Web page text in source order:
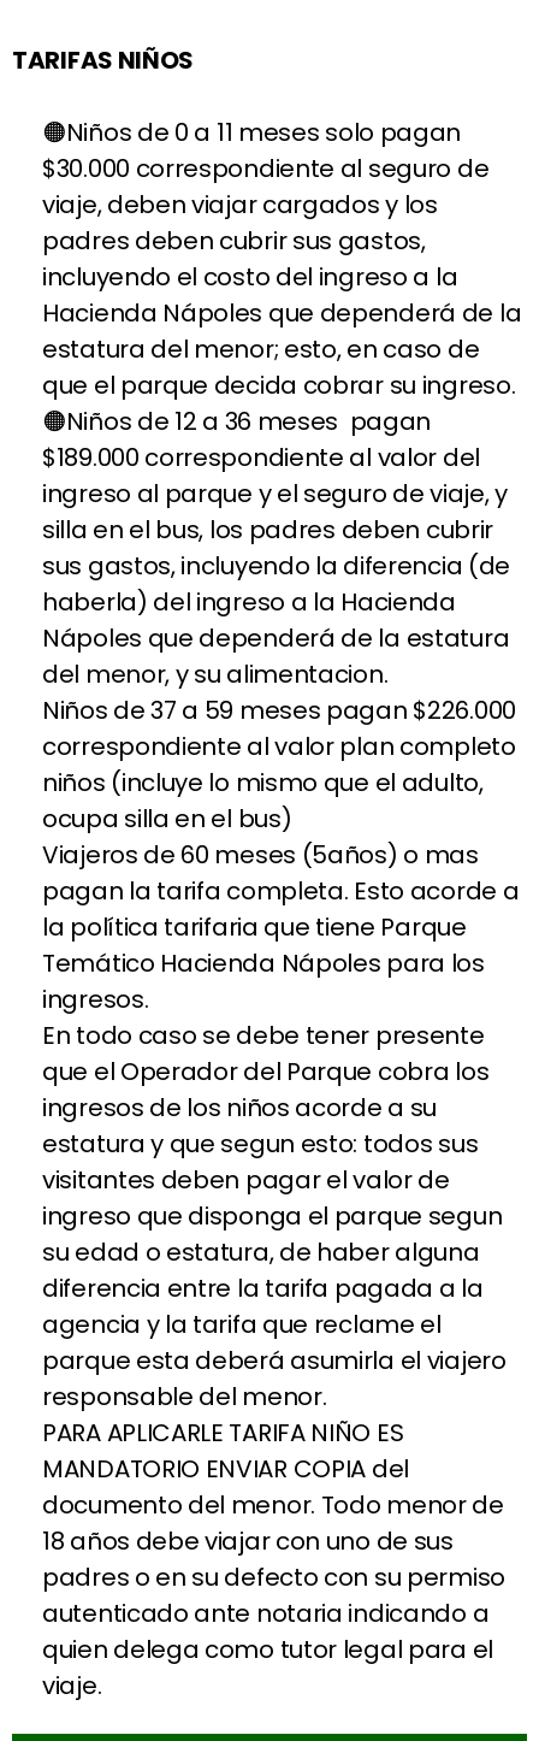
TARIFAS NIÑOS
Niños de 0 a 11 meses solo pagan
$30.000 correspondiente al seguro de
viaje, deben viajar cargados y los
padres deben cubrir sus gastos,
incluyendo el costo del ingreso a la
Hacienda Nápoles que dependerá de la
estatura del menor; esto, en caso de
que el parque decida cobrar su ingreso.
Niños de 12 a 36 meses pagan
$189.000 correspondiente al valor del
ingreso al parque y el seguro de viaje, y
silla en el bus, los padres deben cubrir
sus gastos, incluyendo la diferencia (de
haberla) del ingreso a la Hacienda
Nápoles que dependerá de la estatura
del menor, y su alimentacion.
Niños de 37 a 59 meses pagan $226.000
correspondiente al valor plan completo
niños (incluye lo mismo que el adulto,
ocupa silla en el bus)
Viajeros de 60 meses (5años) o mas
pagan la tarifa completa. Esto acorde a
la política tarifaria que tiene Parque
Temático Hacienda Nápoles para los
ingresos.
En todo caso se debe tener presente
que el Operador del Parque cobra los
ingresos de los niños acorde a su
estatura y que segun esto: todos sus
visitantes deben pagar el valor de
ingreso que disponga el parque segun
su edad o estatura, de haber alguna
diferencia entre la tarifa pagada a la
agencia y la tarifa que reclame el
parque esta deberá asumirla el viajero
responsable del menor.
PARA APLICARLE TARIFA NIÑO ES
MANDATORIO ENVIAR COPIA del
documento del menor. Todo menor de
18 años debe viajar con uno de sus
padres o en su defecto con su permiso
autenticado ante notaria indicando a
quien delega como tutor legal para el
viaje.